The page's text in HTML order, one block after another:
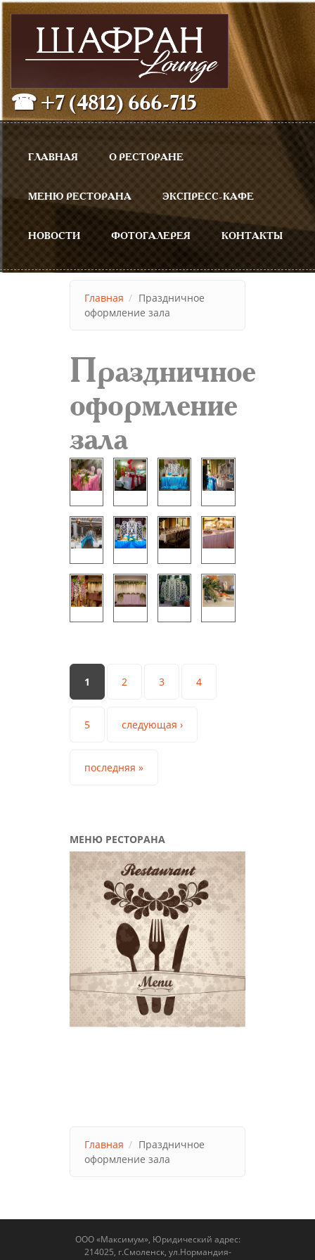
Перейти к основному содержанию
☎ +7 (4812) 666-715
Главное меню
ГЛАВНАЯ О РЕСТОРАНЕ
МЕНЮ РЕСТОРАНА ЭКСПРЕСС-КАФЕ
НОВОСТИ ФОТОГАЛЕРЕЯ КОНТАКТЫ
Главная
Праздничное
оформление зала
Праздничное
оформление
зала
Страницы
1 2 3 4
5 следующая ›
последняя »
МЕНЮ РЕСТОРАНА
Главная
Праздничное
оформление зала
ООО «Максимум», Юридический адрес:
214025, г.Смоленск, ул.Нормандия-